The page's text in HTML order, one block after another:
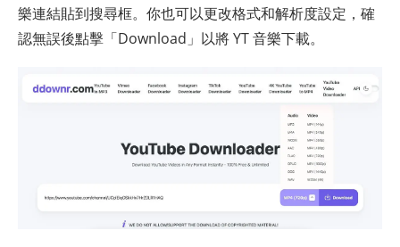
樂連結貼到搜尋框。你也可以更改格式和解析度設定，確
認無誤後點擊「Download」以將 YT 音樂下載。